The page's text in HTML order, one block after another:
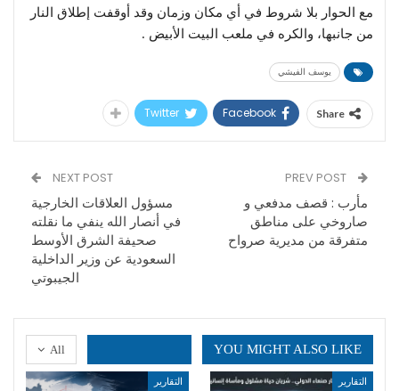
مع الحوار بلا شروط في أي مكان وزمان وقد أوقفت إطلاق النار
من جانبها، والكره في ملعب البيت اﻷبيض .
يوسف الفيشي
Share
Facebook
Twitter
مأرب : قصف مدفعي و
صاروخي على مناطق
متفرقة من مديرية صرواح
NEXT POST
مسؤول العلاقات الخارجية
في أنصار الله ينفي ما نقلته
صحيفة الشرق الأوسط
السعودية عن وزير الداخلية
الجيبوتي
All YOU MIGHT ALSO LIKE
التقارير التقارير